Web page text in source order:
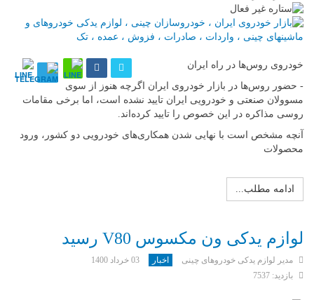
خودروی روس‌ها در راه ایران
- حضور روس‌ها در بازار خودروی ایران اگرچه هنوز از سوی
مسوولان صنعتی و خودرویی ایران تایید نشده است، اما برخی مقامات
روسی مذاکره در این خصوص را تایید کرده‌اند.
آنچه مشخص است با نهایی شدن همکاری‌های خودرویی دو کشور، ورود
محصولات
ادامه مطلب...
لوازم یدکی ون مکسوس V80 رسید
مدیر لوازم یدکی خودروهای چینی اخبار
03 خرداد 1400
بازدید: 7537